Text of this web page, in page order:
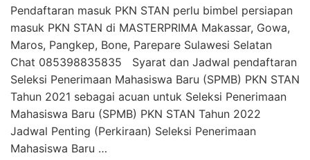
Pendaftaran masuk PKN STAN perlu bimbel persiapan
masuk PKN STAN di MASTERPRIMA Makassar, Gowa,
Maros, Pangkep, Bone, Parepare Sulawesi Selatan
Chat 085398835835 Syarat dan Jadwal pendaftaran
Seleksi Penerimaan Mahasiswa Baru (SPMB) PKN STAN
Tahun 2021 sebagai acuan untuk Seleksi Penerimaan
Mahasiswa Baru (SPMB) PKN STAN Tahun 2022
Jadwal Penting (Perkiraan) Seleksi Penerimaan
Mahasiswa Baru …